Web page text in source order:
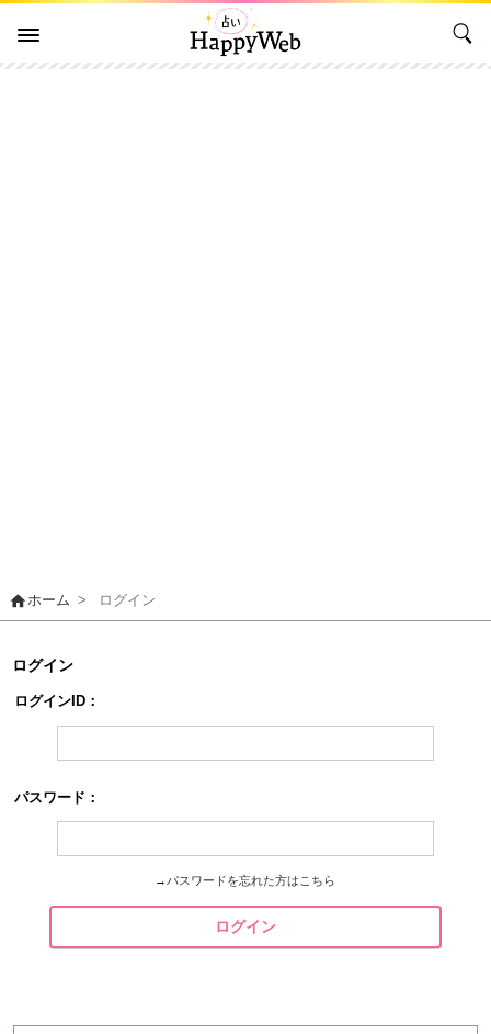
homeホーム > ログイン
ログイン
ログインID：
パスワード：
→ パスワードを忘れた方はこちら
ログイン